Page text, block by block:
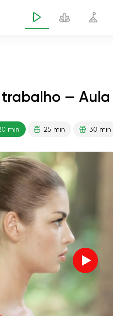
—
min 25 min 30 min
Música